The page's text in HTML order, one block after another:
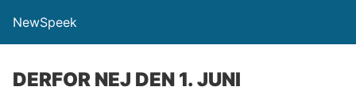
NewSpeek
DERFOR NEJ DEN 1. JUNI